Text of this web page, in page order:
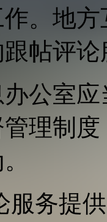
。地
帖评
公室
理制
服务提